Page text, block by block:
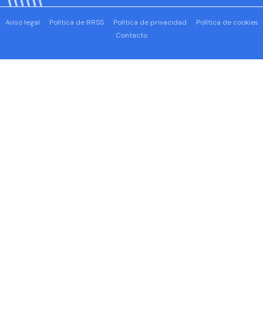
Aviso legal Política de RRSS Política de privacidad
Política de cookies
Contacto